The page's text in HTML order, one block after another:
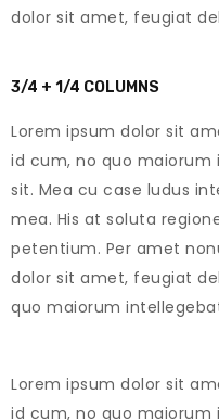
dolor sit amet, feugiat
3/4 + 1/4 COLUMNS
Lorem ipsum dolor sit
id cum, no quo maiorum
sit. Mea cu case ludus
mea. His at soluta
petentium. Per amet
dolor sit amet, feugiat
quo maiorum
Lorem ipsum dolor sit
id cum, no quo maiorum